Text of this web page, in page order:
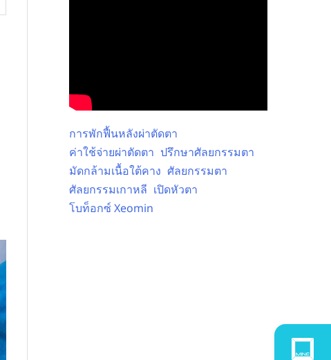
การพักฟื้นหลังผ่าตัดตา
ค่าใช้จ่ายผ่าตัดตา ปรึกษาศัลยกรรมตา
มัดกล้ามเนื้อใต้คาง ศัลยกรรมตา
ศัลยกรรมเกาหลี เปิดหัวตา
โบท็อกซ์ Xeomin